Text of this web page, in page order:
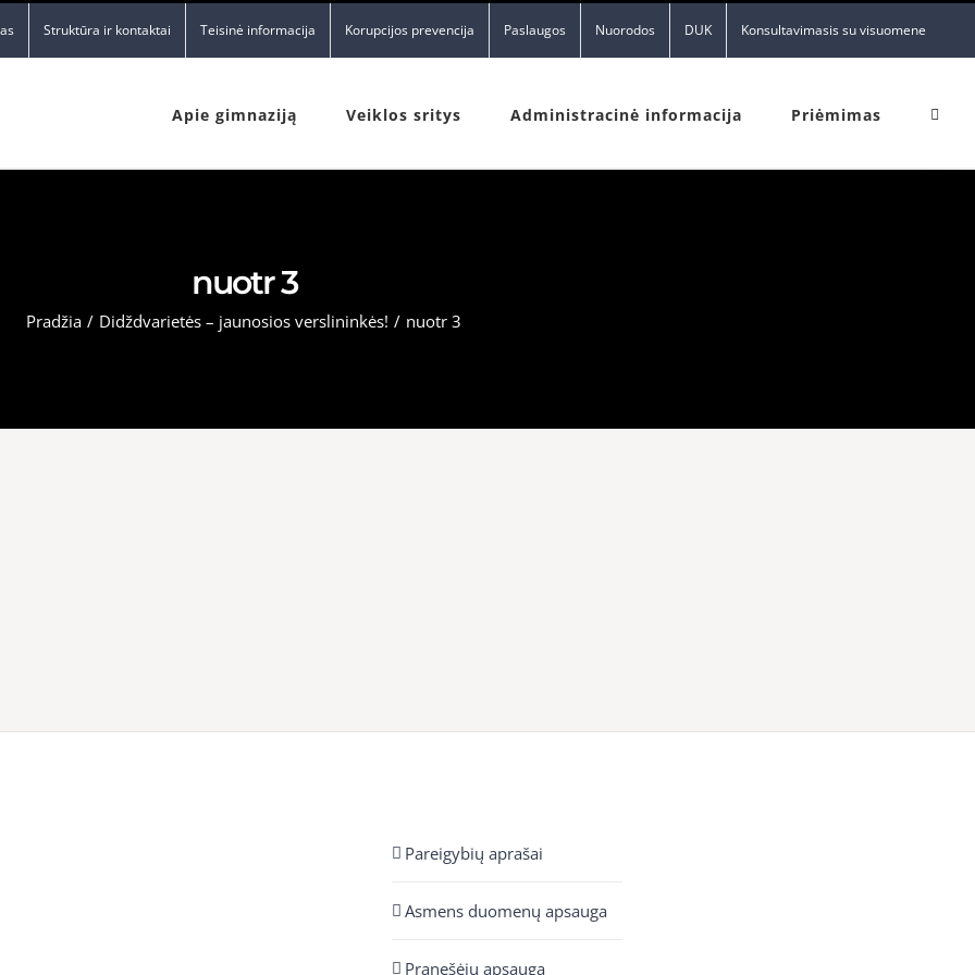
Struktūra ir kontaktai Teisinė informacija Korupcijos prevencija Paslaugos Nuorodos DUK Konsultavimasis su visuomene
Apie gimnaziją Veiklos sritys Administracinė informacija Priėmimas
nuotr 3
Pradžia / Didždvarietės – jaunosios verslininkės! / nuotr 3
Pareigybių aprašai
Asmens duomenų apsauga
Pranešėjų apsauga